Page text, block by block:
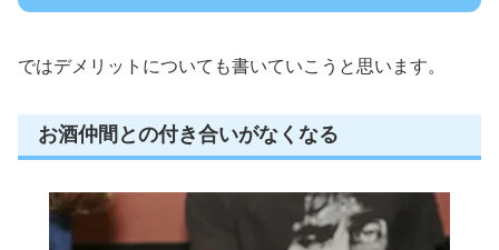
ではデメリットについても書いていこうと思います。
お酒仲間との付き合いがなくなる